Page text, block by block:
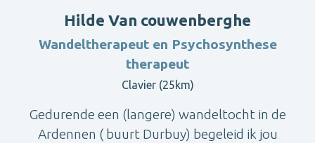
Hilde Van couwenberghe
Wandeltherapeut en Psychosynthese
therapeut
Clavier (25km)
Gedurende een (langere) wandeltocht in de
Ardennen ( buurt Durbuy) begeleid ik jou